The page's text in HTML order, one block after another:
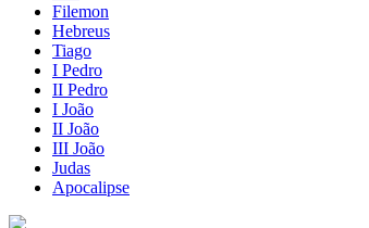
Filemon
Hebreus
Tiago
I Pedro
II Pedro
I João
II João
III João
Judas
Apocalipse